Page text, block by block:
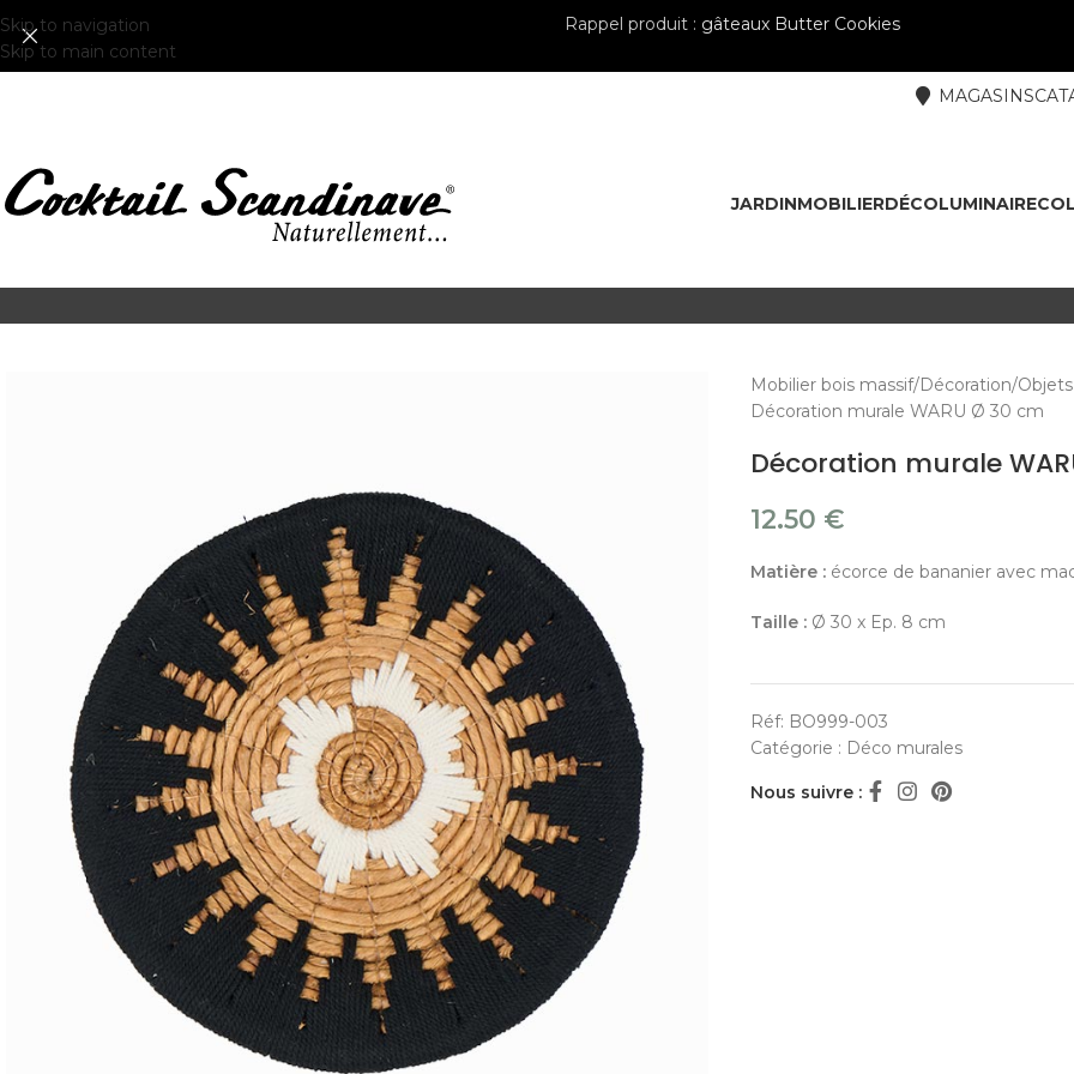
Skip to navigation
Skip to main content
Rappel produit : gâteaux Butter Cookies
MAGASINS
JARDINMOBILIERDÉCOLUMINAIRE
Mobilier bois massif Décoration
Décoration murale WARU Ø 30 cm
Décoration murale
12.50 €
Matière :écorce de bananier avec
Taille :Ø 30 x Ep. 8 cm
Réf: BO999-003
Catégorie : Déco murales
Nous suivre :